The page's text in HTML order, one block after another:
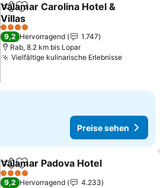
TeilenZu Favoriten hinzufügen
Valamar Carolina Hotel &
Villas
Preise sehen
4 Sterne
9,2 Hervorragend
1.747
Rab, 8.2 km bis Lopar
Vielfältige kulinarische ErlebnissePreise
Preise sehen
TeilenZu Favoriten hinzufügen
Valamar Padova Hotel
4 Sterne
9,2 Hervorragend
4.233